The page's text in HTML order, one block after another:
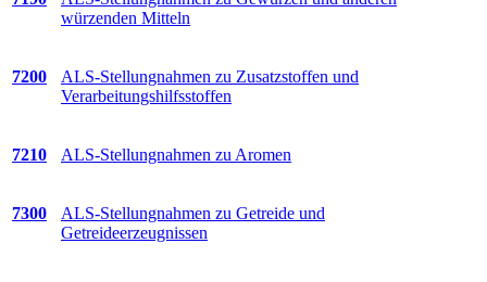
würzenden Mitteln
7200
ALS-Stellungnahmen zu Zusatzstoffen und
Verarbeitungshilfsstoffen
7210 ALS-Stellungnahmen zu Aromen
7300
ALS-Stellungnahmen zu Getreide und
Getreideerzeugnissen